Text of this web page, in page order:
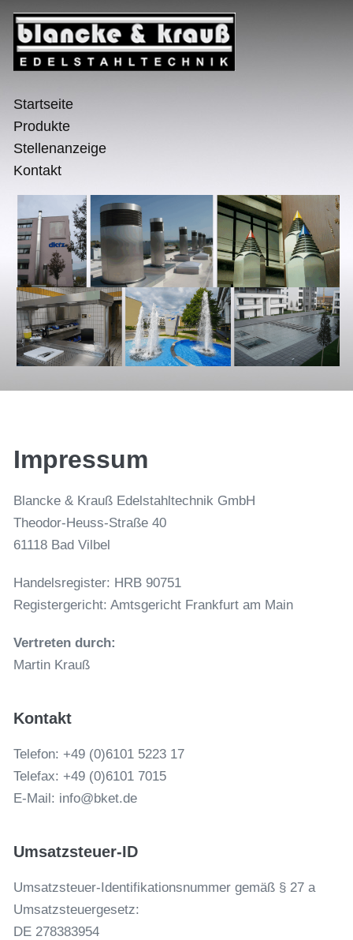
Startseite
Produkte
Stellenanzeige
Kontakt
Impressum
Blancke & Krauß Edelstahltechnik GmbH
Theodor-Heuss-Straße 40
61118 Bad Vilbel
Handelsregister: HRB 90751
Registergericht: Amtsgericht Frankfurt am Main
Vertreten durch:
Martin Krauß
Kontakt
Telefon: +49 (0)6101 5223 17
Telefax: +49 (0)6101 7015
E-Mail: info@bket.de
Umsatzsteuer-ID
Umsatzsteuer-Identifikationsnummer gemäß § 27 a
Umsatzsteuergesetz:
DE 278383954